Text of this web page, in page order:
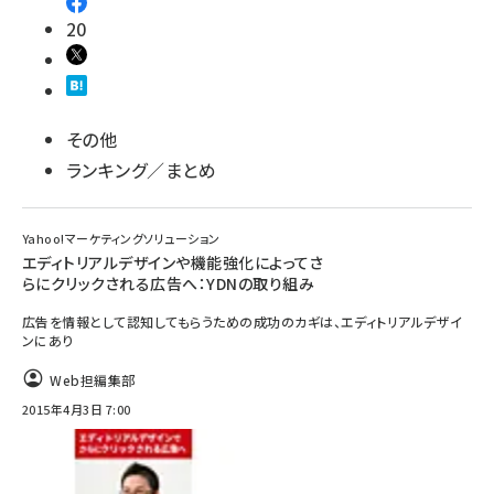
20
その他
ランキング／まとめ
Yahoo!マーケティングソリューション
エディトリアルデザインや機能強化によってさ
らにクリックされる広告へ：YDNの取り組み
広告を情報として認知してもらうための成功のカギは、エディトリアルデザイ
ンにあり
Web担編集部
2015年4月3日 7:00